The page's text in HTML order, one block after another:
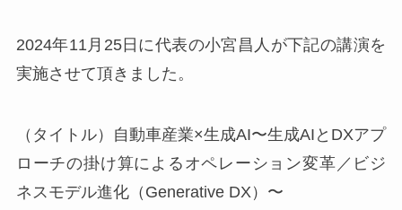
2024年11月25日に代表の小宮昌人が下記の講演を
実施させて頂きました。
（タイトル）自動車産業×生成AI〜生成AIとDXアプ
ローチの掛け算によるオペレーション変革／ビジ
ネスモデル進化（Generative DX）〜